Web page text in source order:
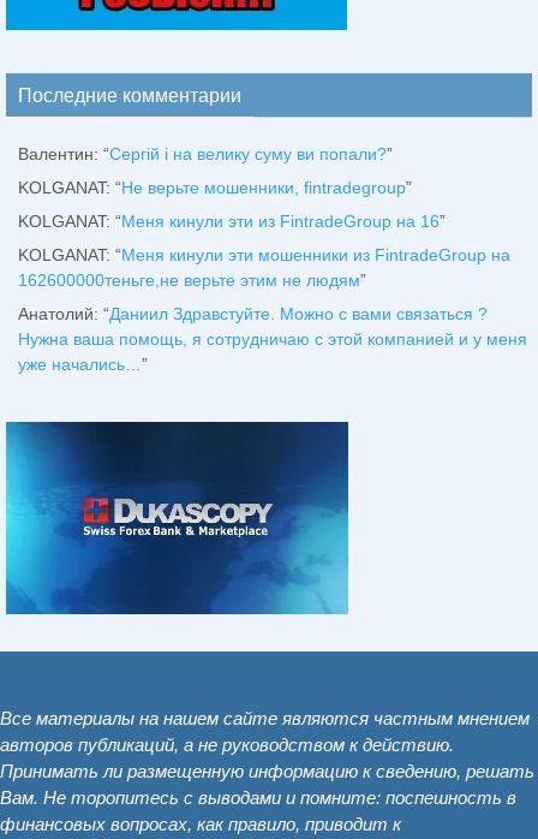
Последние комментарии
Валентин: “Сергій і на велику суму ви попали?”
KOLGANAT: “Не верьте мошенники, fintradegroup”
KOLGANAT: “Меня кинули эти из FintradeGroup на 16”
KOLGANAT: “Меня кинули эти мошенники из FintradeGroup на
162600000теньге,не верьте этим не людям”
Анатолий: “Даниил Здравстуйте. Можно с вами связаться ?
Нужна ваша помощь, я сотрудничаю с этой компанией и у меня
уже начались… ”
Все материалы на нашем сайте являются частным мнением
авторов публикаций, а не руководством к действию.
Принимать ли размещенную информацию к сведению, решать
Вам. Не торопитесь с выводами и помните: поспешность в
финансовых вопросах, как правило, приводит к